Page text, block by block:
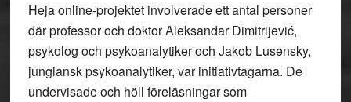
Heja online-projektet involverade ett antal personer
där professor och doktor Aleksandar Dimitrijević,
psykolog och psykoanalytiker och Jakob Lusensky,
jungiansk psykoanalytiker, var initiativtagarna. De
undervisade och höll föreläsningar som